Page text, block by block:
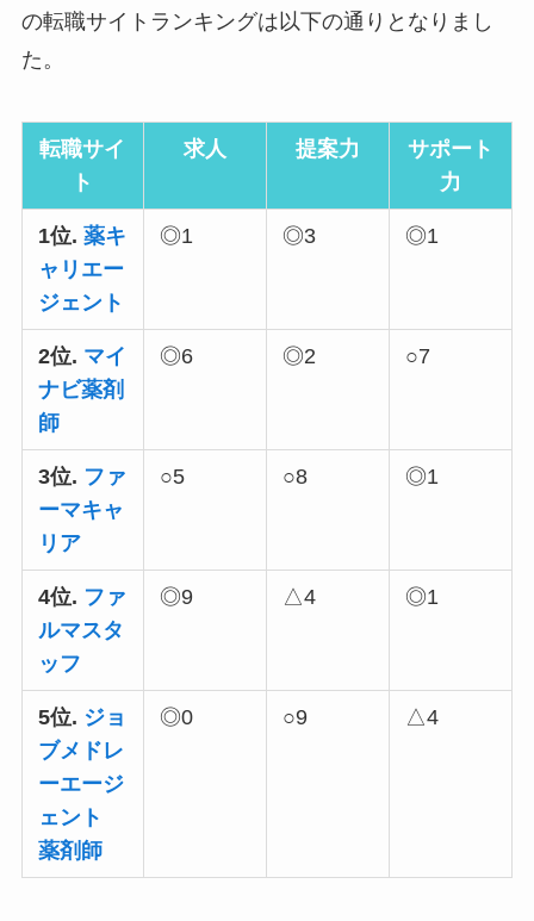
の転職サイトランキングは以下の通りとなりまし
た。
転職サイ
ト
求人 提案力
サポート
力
1位.薬キ
ャリエー
ジェント
◎1 ◎3 ◎1
2位. マイ
ナビ薬剤
師
◎6 ◎2 ○7
3位. ファ
ーマキャ
リア
○5 ○8 ◎1
4位. ファ
ルマスタ
ッフ
◎9 △4 ◎1
5位. ジョ
ブメドレ
ーエージ
ェント
薬剤師
◎0 ○9 △4